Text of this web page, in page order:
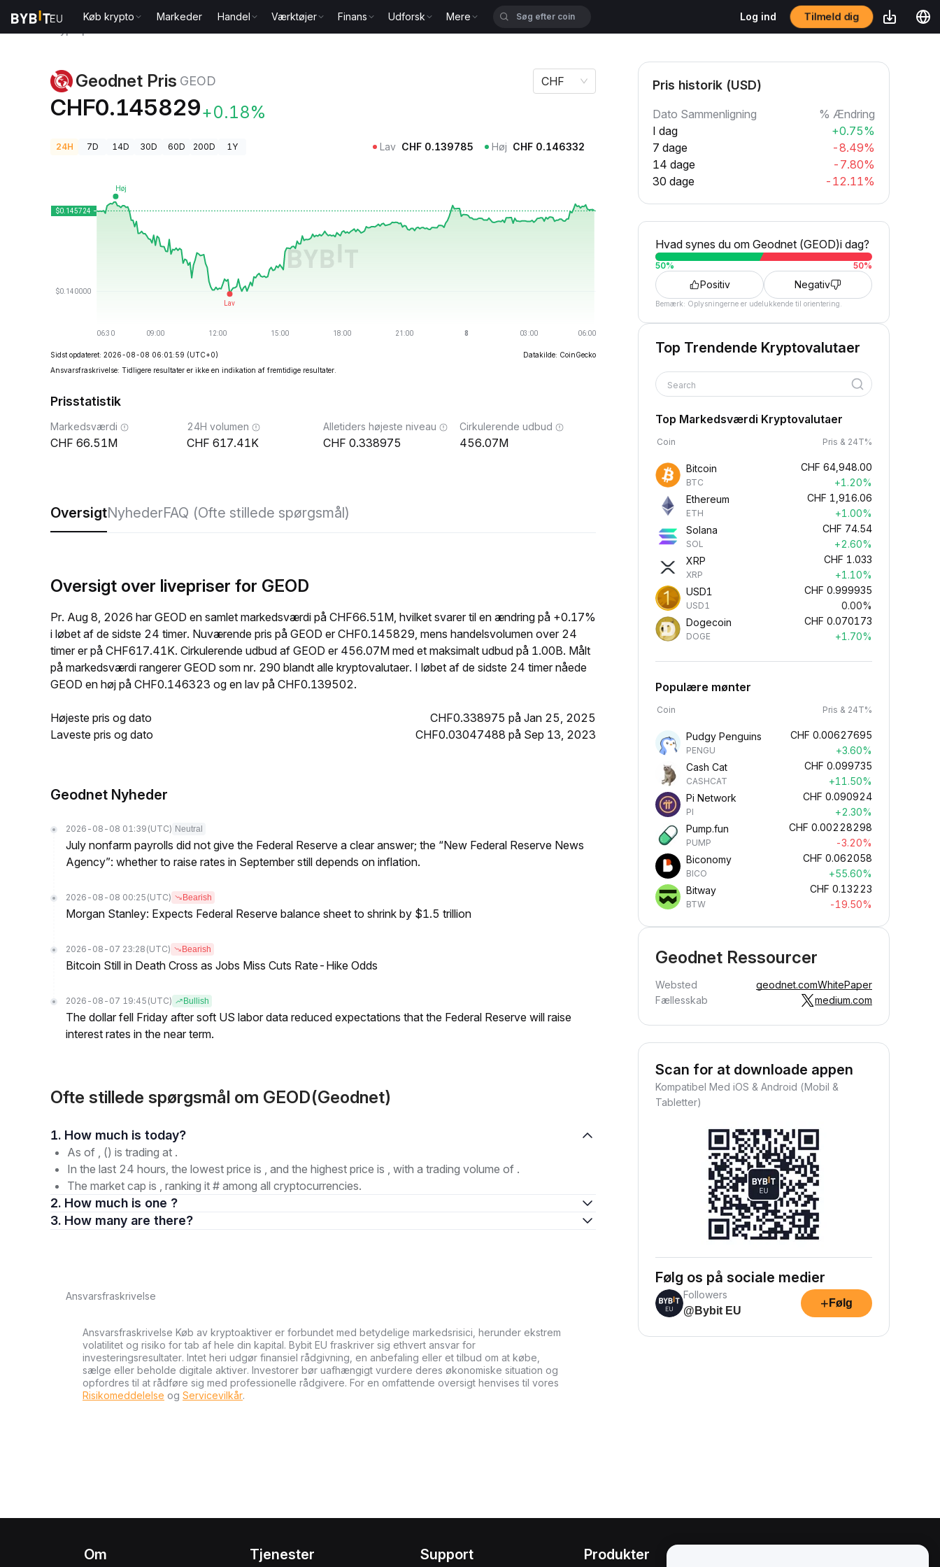
Køb krypto Markeder Handel Værktøjer Finans Udforsk Mere Log ind Tilmeld dig
Geodnet Pris GEOD
CHF0.145829+0.18%
CHF
24H 7D 14D 30D 60D 200D 1Y Lav CHF 0.139785 Høj CHF 0.146332
Sidst opdateret: 2026-08-08 06:01:59 (UTC+0)
Datakilde: CoinGecko
Ansvarsfraskrivelse: Tidligere resultater er ikke en indikation af fremtidige resultater.
Prisstatistik
Markedsværdi
66.51M
24H volumen
617.41K
Alletiders højeste niveau
0.338975
Cirkulerende udbud
456.07M
OversigtNyhederFAQ (Ofte stillede spørgsmål)
Oversigt over livepriser for GEOD
Pr. Aug 8, 2026 har GEOD en samlet markedsværdi på CHF66.51M, hvilket svarer til en ændring på +0.17%
i løbet af de sidste 24 timer. Nuværende pris på GEOD er CHF0.145829, mens handelsvolumen over 24
timer er på CHF617.41K. Cirkulerende udbud af GEOD er 456.07M med et maksimalt udbud på 1.00B. Målt
på markedsværdi rangerer GEOD som nr. 290 blandt alle kryptovalutaer. I løbet af de sidste 24 timer nåede
GEOD en høj på CHF0.146323 og en lav på CHF0.139502.
Højeste pris og dato
CHF0.338975 på Jan 25, 2025
Laveste pris og dato
CHF0.03047488 på Sep 13, 2023
Geodnet Nyheder
2026-08-08 01:39 (UTC) Neutral
July nonfarm payrolls did not give the Federal Reserve a clear answer; the “New Federal Reserve News
Agency”: whether to raise rates in September still depends on inflation.
2026-08-08 00:25 (UTC) Bearish
Morgan Stanley: Expects Federal Reserve balance sheet to shrink by $1.5 trillion
2026-08-07 23:28 (UTC) Bearish
Bitcoin Still in Death Cross as Jobs Miss Cuts Rate-Hike Odds
2026-08-07 19:45 (UTC) Bullish
The dollar fell Friday after soft US labor data reduced expectations that the Federal Reserve will raise
interest rates in the near term.
Ofte stillede spørgsmål om GEOD(Geodnet)
1. How much is today?
As of , () is trading at .
In the last 24 hours, the lowest price is , and the highest price is , with a trading volume of .
The market cap is , ranking it # among all cryptocurrencies.
2. How much is one ?
3. How many are there?
Ansvarsfraskrivelse
Ansvarsfraskrivelse Køb av kryptoaktiver er forbundet med betydelige markedsrisici, herunder ekstrem
volatilitet og risiko for tab af hele din kapital. Bybit EU fraskriver sig ethvert ansvar for
investeringsresultater. Intet heri udgør finansiel rådgivning, en anbefaling eller et tilbud om at købe,
sælge eller beholde digitale aktiver. Investorer bør uafhængigt vurdere deres økonomiske situation og
opfordres til at rådføre sig med professionelle rådgivere. For en omfattende oversigt henvises til vores
Risikomeddelelse og Servicevilkår.
Pris historik (USD)
Dato Sammenligning
% Ændring
I dag
+0.75%
7 dage
-8.49%
14 dage
-7.80%
30 dage
-12.11%
Hvad synes du om Geodnet (GEOD)i dag?
50% 50%
Positiv Negativ
Bemærk: Oplysningerne er udelukkende til orientering.
Top Trendende Kryptovalutaer
Search
Top Markedsværdi Kryptovalutaer
Coin Pris & 24T%
Bitcoin
BTC
CHF 64,948.00
+1.20%
Ethereum
ETH
CHF 1,916.06
+1.00%
Solana
SOL
CHF 74.54
+2.60%
XRP
XRP
CHF 1.033
+1.10%
USD1
USD1
CHF 0.999935
0.00%
Dogecoin
DOGE
CHF 0.070173
+1.70%
Populære mønter
Coin Pris & 24T%
Pudgy Penguins
PENGU
CHF 0.00627695
+3.60%
Cash Cat
CASHCAT
CHF 0.099735
+11.50%
Pi Network
PI
CHF 0.090924
+2.30%
Pump.fun
PUMP
CHF 0.00228298
-3.20%
Biconomy
BICO
CHF 0.062058
+55.60%
Bitway
BTW
CHF 0.13223
-19.50%
Geodnet Ressourcer
Websted geodnet.comWhitePaper
Fællesskab
medium.com
Scan for at downloade appen
Kompatibel Med iOS & Android (Mobil &
Tabletter)
Følg os på sociale medier
Followers
@Bybit EU
+ Følg
Om Tjenester Support Produkter